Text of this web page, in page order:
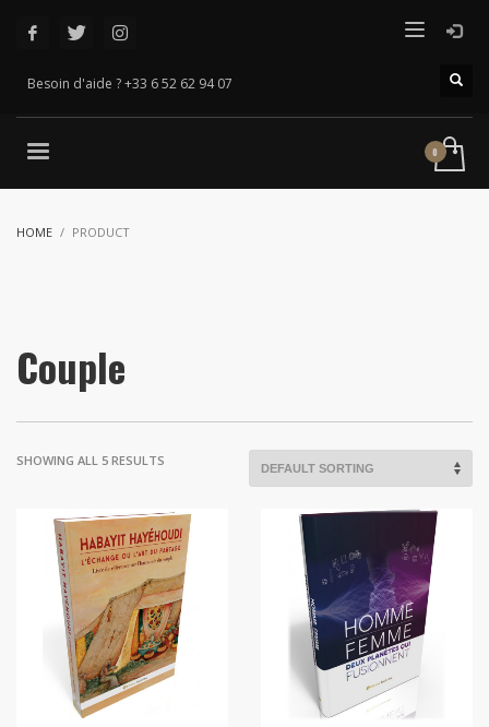
Besoin d'aide ? +33 6 52 62 94 07
HOME PRODUCT
Couple
SHOWING ALL 5 RESULTS